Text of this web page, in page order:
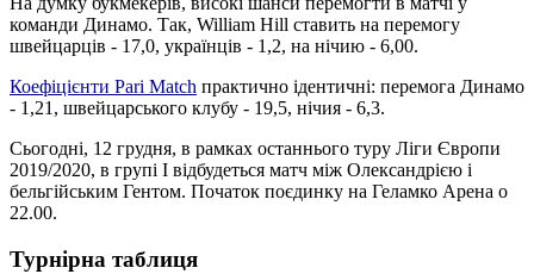
команди Динамо. Так, William Hill ставить на перемогу
швейцарців - 17,0, українців - 1,2, на нічию - 6,00.
Коефіцієнти Pari Match практично ідентичні: перемога Динамо
- 1,21, швейцарського клубу - 19,5, нічия - 6,3.
Сьогодні, 12 грудня, в рамках останнього туру Ліги Європи
2019/2020, в групі I відбудеться матч між Олександрією і
бельгійським Гентом. Початок поєдинку на Геламко Арена о
22.00.
Турнірна таблиця